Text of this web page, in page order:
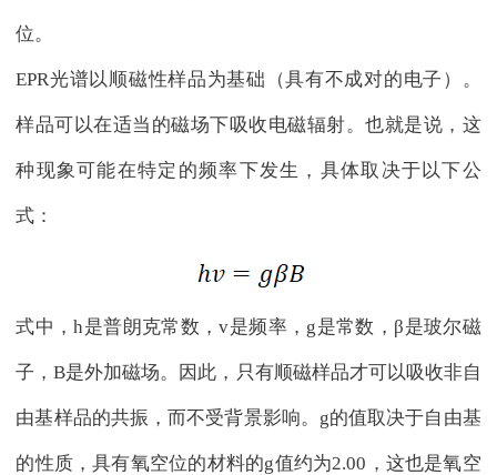
位。
EPR光谱以顺磁性样品为基础（具有不成对的电子）。
样品可以在适当的磁场下吸收电磁辐射。也就是说，这
种现象可能在特定的频率下发生，具体取决于以下公
式：
式中，h是普朗克常数，v是频率，g是常数，β是玻尔磁
子，B是外加磁场。因此，只有顺磁样品才可以吸收非自
由基样品的共振，而不受背景影响。g的值取决于自由基
的性质，具有氧空位的材料的g值约为2.00，这也是氧空